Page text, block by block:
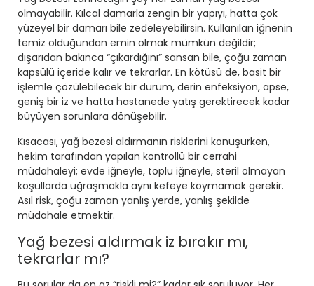
olmayabilir. Kılcal damarla zengin bir yapıyı, hatta çok
yüzeyel bir damarı bile zedeleyebilirsin. Kullanılan iğnenin
temiz olduğundan emin olmak mümkün değildir;
dışarıdan bakınca “çıkardığını” sansan bile, çoğu zaman
kapsülü içeride kalır ve tekrarlar. En kötüsü de, basit bir
işlemle çözülebilecek bir durum, derin enfeksiyon, apse,
geniş bir iz ve hatta hastanede yatış gerektirecek kadar
büyüyen sorunlara dönüşebilir.
Kısacası, yağ bezesi aldırmanın risklerini konuşurken,
hekim tarafından yapılan kontrollü bir cerrahi
müdahaleyi; evde iğneyle, toplu iğneyle, steril olmayan
koşullarda uğraşmakla aynı kefeye koymamak gerekir.
Asıl risk, çoğu zaman yanlış yerde, yanlış şekilde
müdahale etmektir.
Yağ bezesi aldırmak iz bırakır mı,
tekrarlar mı?